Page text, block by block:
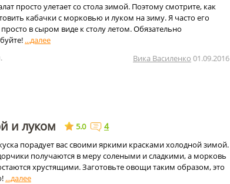
просто улетает со стола зимой. Поэтому смотрите, как
кабачки с морковью и луком на зиму. Я часто его
в сыром виде к столу летом. Обязательно
Вика Василенко 01.09.2016
и луком 5.0 4
порадует вас своими яркими красками холодной зимой.
получаются в меру солеными и сладкими, а морковь
хрустящими. Заготовьте овощи таким образом, это